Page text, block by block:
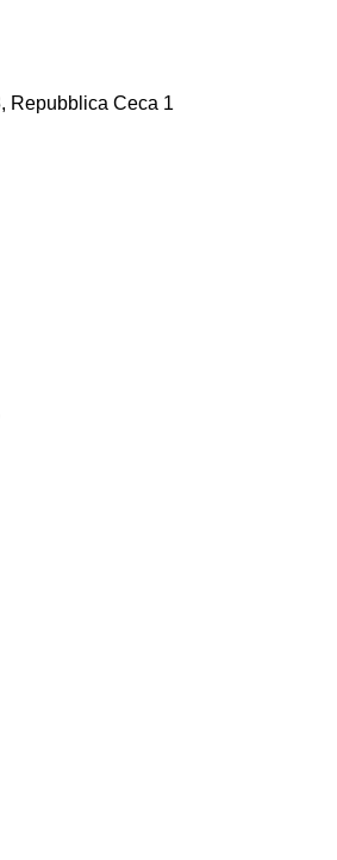
Repubblica Ceca 1